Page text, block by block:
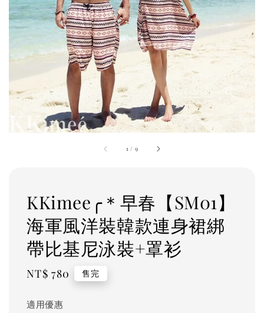
1 / 9
KKimee╭＊早春【SM01】
海軍風洋裝韓款連身裙綁
帶比基尼泳裝+罩衫
Regular
NT$ 780 售完
適用優惠